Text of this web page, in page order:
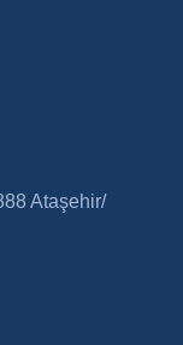
Ataşehir/